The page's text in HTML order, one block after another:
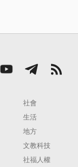
社會
生活
地方
文教科技
社福人權